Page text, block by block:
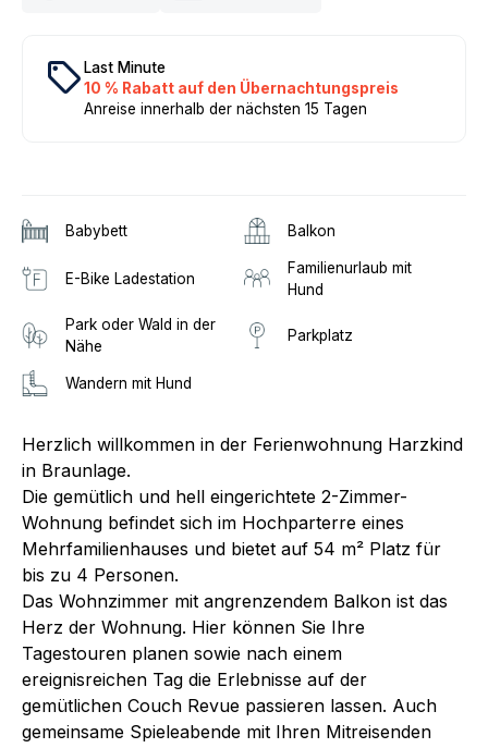
local_offer Last Minute
10 % Rabatt auf den Übernachtungspreis
Anreise innerhalb der nächsten 15 Tagen
Babybett Balkon
E-Bike Ladestation
Familienurlaub mit
Hund
Park oder Wald in der
Nähe
Parkplatz
Wandern mit Hund
Herzlich willkommen in der Ferienwohnung Harzkind
in Braunlage.
Die gemütlich und hell eingerichtete 2-Zimmer-
Wohnung befindet sich im Hochparterre eines
Mehrfamilienhauses und bietet auf 54 m² Platz für
bis zu 4 Personen.
Das Wohnzimmer mit angrenzendem Balkon ist das
Herz der Wohnung. Hier können Sie Ihre
Tagestouren planen sowie nach einem
ereignisreichen Tag die Erlebnisse auf der
gemütlichen Couch Revue passieren lassen. Auch
gemeinsame Spieleabende mit Ihren Mitreisenden